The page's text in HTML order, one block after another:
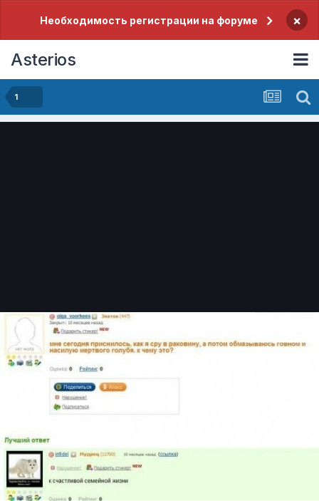
Необходимость регистрации на форуме ×
Asterios
1